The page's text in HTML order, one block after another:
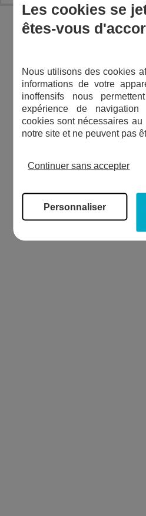
Les cookies se
êtes-vous
Nous utilisons des cookies
informations de votre
inoffensifs nous
expérience de
cookies sont nécessaires au
notre site et ne peuvent pas
Continuer sans accepter
Personnaliser